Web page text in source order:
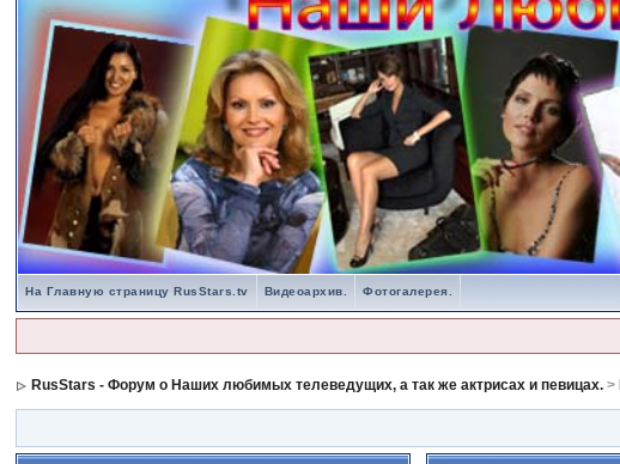
На Главную страницу RusStars.tv Видеоархив. Фотогалерея.
RusStars - Форум о Наших любимых телеведущих, а так же актрисах и певицах. >